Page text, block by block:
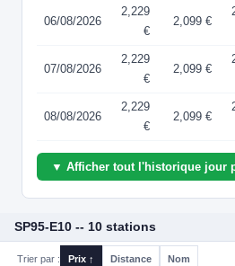
06/08/2026
2,229
€
2,099 €
07/08/2026
2,229
€
2,099 €
08/08/2026
2,229
€
2,099 €
▼ Afficher tout l'historique jour
SP95-E10 -- 10 stations
Trier par : Prix ↑ Distance Nom